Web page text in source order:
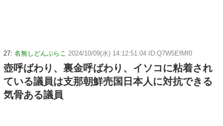
27: 名無しどんぶらこ 2024/10/09(水) 14:12:51.04 ID:Q7W5EfMf0
壺呼ばわり、裏金呼ばわり、イソコに粘着され
ている議員は支那朝鮮売国日本人に対抗できる
気骨ある議員